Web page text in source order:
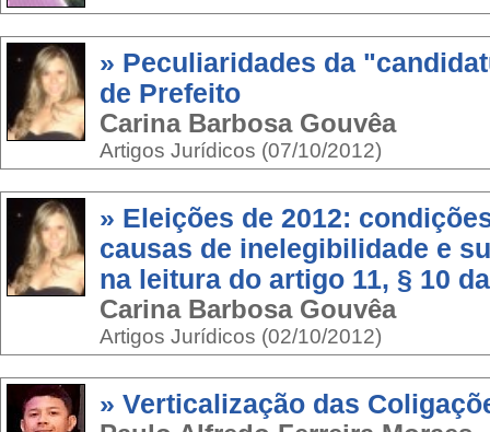
» Peculiaridades da
de Prefeito
Carina Barbosa Gouvêa
Artigos Jurídicos (07/10/2012)
» Eleições de 2012:
causas de inelegibilidade e
na leitura do artigo 11, § 10
Carina Barbosa Gouvêa
Artigos Jurídicos (02/10/2012)
» Verticalização das